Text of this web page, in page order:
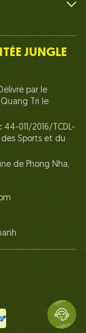
JUNGLE
par le
Tri le
44-011/2016/TCDL-
des Sports et du
de Phong Nha,